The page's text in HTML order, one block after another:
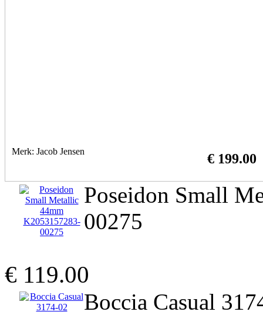
Merk: Jacob Jensen € 199.00
Poseidon Small
00275
€ 119.00
Boccia Casual